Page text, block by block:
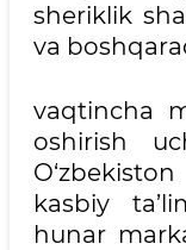
sheriklik
va
vaqtincha
oshirish
kasbiy
hunar